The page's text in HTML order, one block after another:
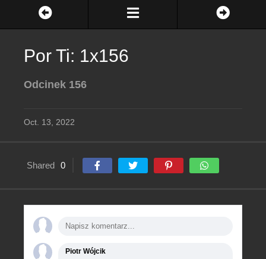
Por Ti: 1x156
Odcinek 156
Oct. 13, 2022
Shared 0
Piotr Wójcik